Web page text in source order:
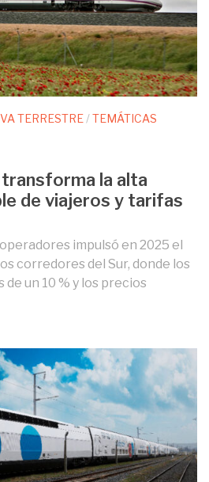
TERRESTRE /TEMÁTICAS
la alta
de viajeros y tarifas
impulsó en 2025 el
corredores del Sur, donde los
un 10 % y los precios